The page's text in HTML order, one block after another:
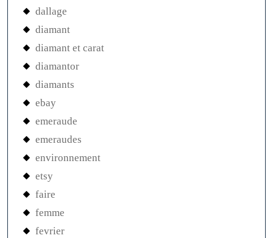
dallage
diamant
diamant et carat
diamantor
diamants
ebay
emeraude
emeraudes
environnement
etsy
faire
femme
fevrier